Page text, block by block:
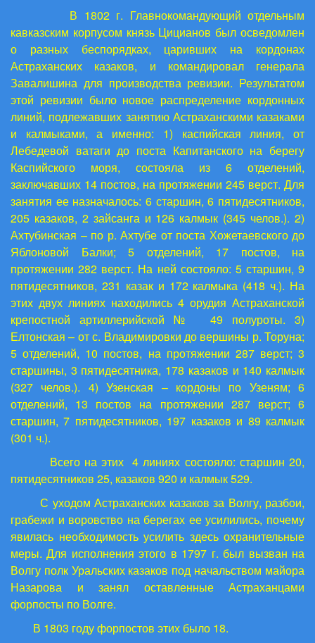
В 1802 г. Главнокомандующий отдельным
кавказским корпусом князь Цицианов был осведомлен
о разных беспорядках, царивших на кордонах
Астраханских казаков, и командировал генерала
Завалишина для производства ревизии. Результатом
этой ревизии было новое распределение кордонных
линий, подлежавших занятию Астраханскими казаками
и калмыками, а именно: 1) каспийская линия, от
Лебедевой ватаги до поста Капитанского на берегу
Каспийского моря, состояла из 6 отделений,
заключавших 14 постов, на протяжении 245 верст. Для
занятия ее назначалось: 6 старшин, 6 пятидесятников,
205 казаков, 2 зайсанга и 126 калмык (345 челов.). 2)
Ахтубинская – по р. Ахтубе от поста Хожетаевского до
Яблоновой Балки; 5 отделений, 17 постов, на
протяжении 282 верст. На ней состояло: 5 старшин, 9
пятидесятников, 231 казак и 172 калмыка (418 ч.). На
этих двух линиях находились 4 орудия Астраханской
крепостной артиллерийской № 49 полуроты. 3)
Елтонская – от с. Владимировки до вершины р. Торуна;
5 отделений, 10 постов, на протяжении 287 верст; 3
старшины, 3 пятидесятника, 178 казаков и 140 калмык
(327 челов.). 4) Узенская – кордоны по Узеням; 6
отделений, 13 постов на протяжении 287 верст; 6
старшин, 7 пятидесятников, 197 казаков и 89 калмык
(301 ч.).
Всего на этих 4 линиях состояло: старшин 20,
пятидесятников 25, казаков 920 и калмык 529.
С уходом Астраханских казаков за Волгу, разбои,
грабежи и воровство на берегах ее усилились, почему
явилась необходимость усилить здесь охранительные
меры. Для исполнения этого в 1797 г. был вызван на
Волгу полк Уральских казаков под начальством майора
Назарова и занял оставленные Астраханцами
форпосты по Волге.
В 1803 году форпостов этих было 18.